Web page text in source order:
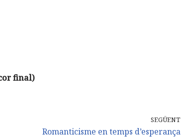
final)
SEGÜENT
Romanticisme en temps d’esperança